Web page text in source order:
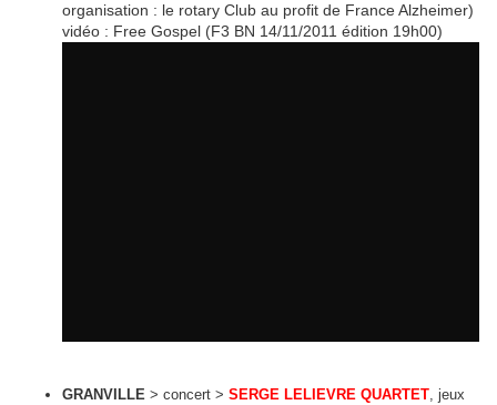
organisation : le rotary Club au profit de France Alzheimer)
vidéo : Free Gospel (F3 BN 14/11/2011 édition 19h00)
GRANVILLE > concert > SERGE LELIEVRE QUARTET, jeux